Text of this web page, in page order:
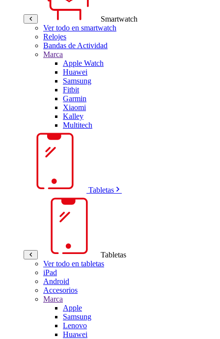
Smartwatch
Ver todo en smartwatch
Relojes
Bandas de Actividad
Marca
Apple Watch
Huawei
Samsung
Fitbit
Garmin
Xiaomi
Kalley
Multitech
Tabletas
Tabletas
Ver todo en tabletas
iPad
Android
Accesorios
Marca
Apple
Samsung
Lenovo
Huawei